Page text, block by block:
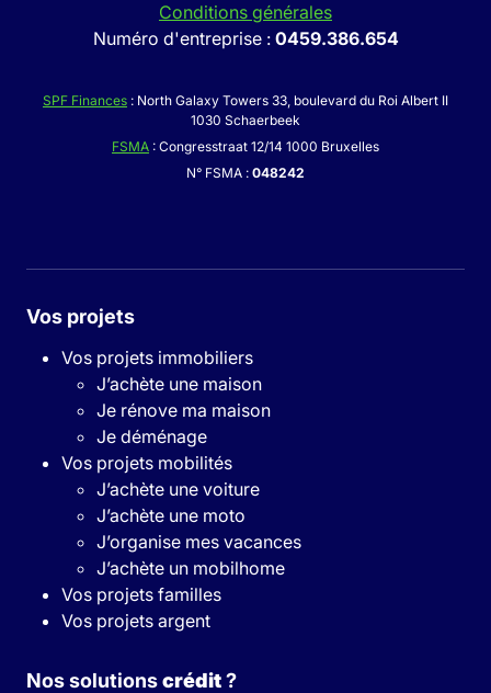
Conditions générales
Numéro d'entreprise : 0459.386.654
SPF Finances : North Galaxy Towers 33, boulevard du Roi Albert II
1030 Schaerbeek
FSMA : Congresstraat 12/14 1000 Bruxelles
N° FSMA : 048242
Vos projets
Vos projets immobiliers
J’achète une maison
Je rénove ma maison
Je déménage
Vos projets mobilités
J’achète une voiture
J’achète une moto
J’organise mes vacances
J’achète un mobilhome
Vos projets familles
Vos projets argent
Nos solutionscrédit?